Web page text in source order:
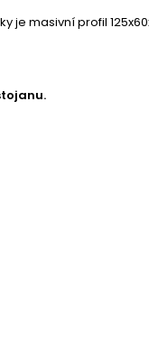
je masivní profil